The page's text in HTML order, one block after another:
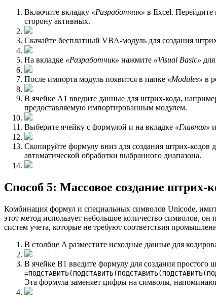
Включите вкладку «Разработчик» в Excel. Перейдите
сторону активных.
Скачайте бесплатный VBA-модуль для создания
На вкладке «Разработчик» нажмите «Visual Basic»
После импорта модуль появится в папке «Modules» в
В ячейке A1 введите данные для штрих-кода,
предоставляемую импортированным модулем.
Выберите ячейку с формулой и на вкладке «Главная»
Скопируйте формулу вниз для создания штрих-кодов
автоматической обработки выбранного диапазона.
Способ 5: Массовое создание
Комбинация формул и специальных символов Unicode,
этот метод использует небольшое количество символов,
систем учета, которые не требуют соответствия
В столбце A разместите исходные данные для
В ячейке B1 введите формулу для создания простого
Эта формула заменяет цифры на символы,